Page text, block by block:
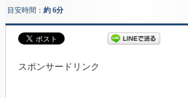
目安時間： 約 6分
スポンサードリンク